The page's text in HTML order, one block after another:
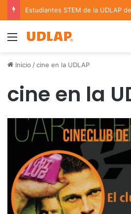
Menu
Inicio /cine en la UDLAP
cine en la